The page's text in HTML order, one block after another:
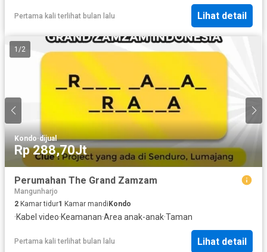
Pertama kali terlihat bulan lalu Lihat detail
1 /2
Kondo·dijual
Rp 288,70Jt
Perumahan The Grand Zamzam
Mangunharjo
2 Kamar tidur1 Kamar mandi Kondo
·Kabel video·Keamanan·Area anak-anak·Taman
Pertama kali terlihat bulan lalu Lihat detail